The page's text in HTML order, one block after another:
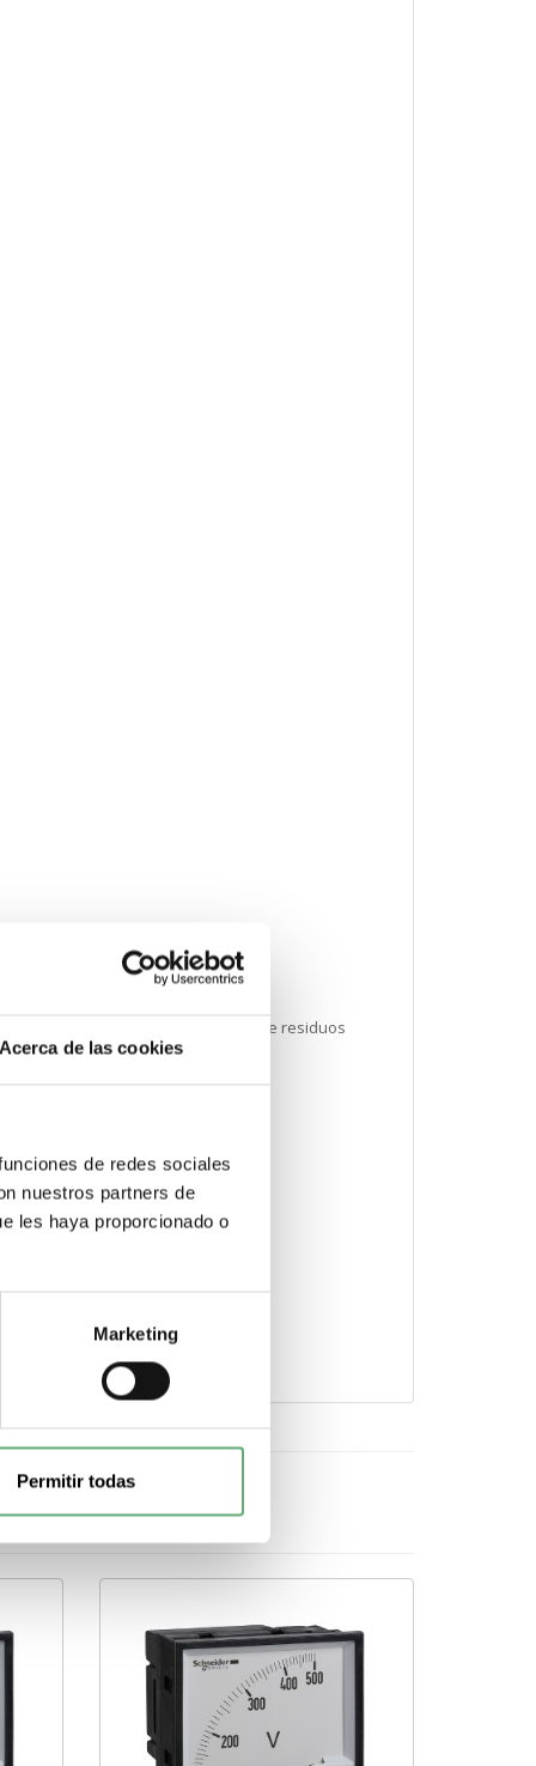
de las cookies
de redes sociales
nuestros partners de
les haya proporcionado o
Marketing
Permitir todas
informativa de sustancias
con un sistema de recolección de residuos
el icono.